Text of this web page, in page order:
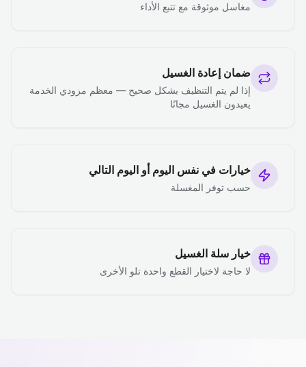
مغاسل موثوقة مع تتبع الأداء
ضمان إعادة الغسيل
إذا لم يتم التنظيف بشكل صحيح — معظم مزودي الخدمة
يعيدون الغسيل مجانًا
خيارات في نفس اليوم أو اليوم التالي
حسب توفر المغسلة
خيار سلة الغسيل
لا حاجة لاختيار القطع واحدة تلو الأخرى